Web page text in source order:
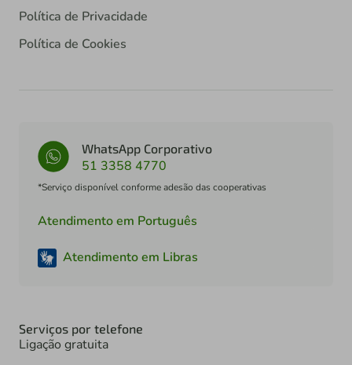
Política de Privacidade
Política de Cookies
WhatsApp Corporativo
51 3358 4770
*Serviço disponível conforme adesão das cooperativas
Atendimento em Português
Atendimento em Libras
Serviços por telefone
Ligação gratuita